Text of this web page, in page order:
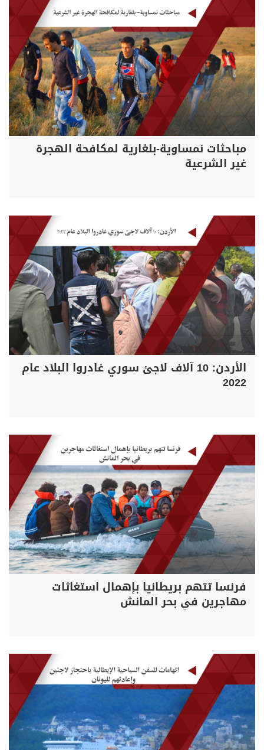
مباحثات نمساوية-بلغارية لمكافحة الهجرة
غير الشرعية
الأردن: 10 آلاف لاجئ سوري غادروا البلاد عام
2022
فرنسا تتهم بريطانيا بإهمال استغاثات
مهاجرين في بحر المانش